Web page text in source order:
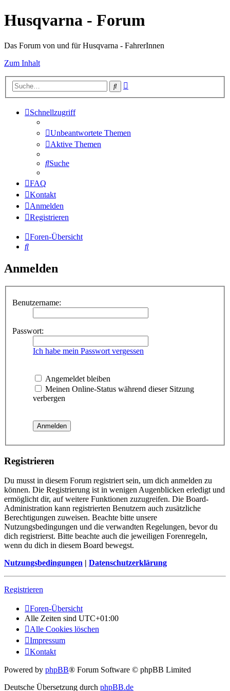
Husqvarna - Forum
Das Forum von und für Husqvarna - FahrerInnen
Zum Inhalt
Suche
Schnellzugriff
Unbeantwortete Themen
Aktive Themen
Suche
FAQ
Kontakt
Anmelden
Registrieren
Foren-Übersicht
Suche
Anmelden
Benutzername:
Passwort:
Ich habe mein Passwort vergessen
Angemeldet bleiben
Meinen Online-Status während dieser Sitzung
verbergen
Registrieren
Du musst in diesem Forum registriert sein, um dich anmelden zu
können. Die Registrierung ist in wenigen Augenblicken erledigt und
ermöglicht dir, auf weitere Funktionen zuzugreifen. Die Board-
Administration kann registrierten Benutzern auch zusätzliche
Berechtigungen zuweisen. Beachte bitte unsere
Nutzungsbedingungen und die verwandten Regelungen, bevor du
dich registrierst. Bitte beachte auch die jeweiligen Forenregeln,
wenn du dich in diesem Board bewegst.
Nutzungsbedingungen | Datenschutzerklärung
Registrieren
Foren-Übersicht
Alle Zeiten sind UTC+01:00
Alle Cookies löschen
Impressum
Kontakt
Powered by phpBB® Forum Software © phpBB Limited
Deutsche Übersetzung durch phpBB.de